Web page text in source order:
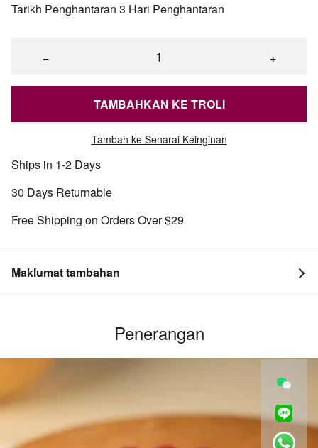
Tarikh Penghantaran 3 Hari Penghantaran
− +
TAMBAHKAN KE TROLI
Tambah ke Senarai Keinginan
Ships in 1-2 Days
30 Days Returnable
Free Shipping on Orders Over $29
Maklumat tambahan
Penerangan